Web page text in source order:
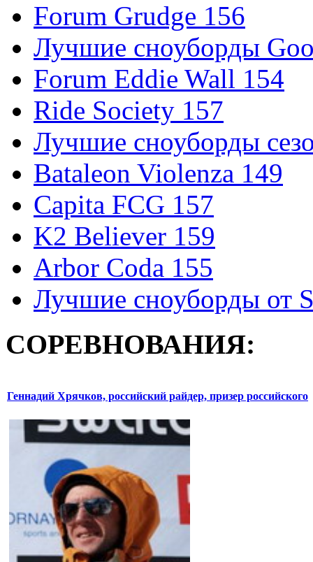
Forum Grudge 156
Лучшие сноуборды
Forum Eddie Wall 154
Ride Society 157
Лучшие сноуборды
Bataleon Violenza 149
Capita FCG 157
K2 Believer 159
Arbor Coda 155
Лучшие сноуборды от
СОРЕВНОВАНИЯ:
Геннадий Хрячков, российский райдер, призер российского